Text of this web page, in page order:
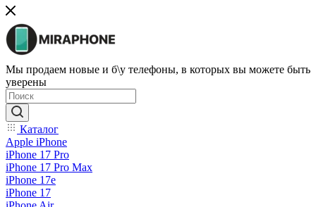
Мы продаем новые и б\у телефоны, в которых вы можете быть
уверены
Каталог
Apple iPhone
iPhone 17 Pro
iPhone 17 Pro Max
iPhone 17e
iPhone 17